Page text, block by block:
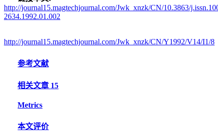
http://journal15.magtechjournal.com/Jwk_xnzk/CN/10.3863/
2634.1992.01.002
http://journal15.magtechjournal.com/Jwk_xnzk/CN/Y1992/V14/I1/8
参考文献
相关文章 15
Metrics
本文评价